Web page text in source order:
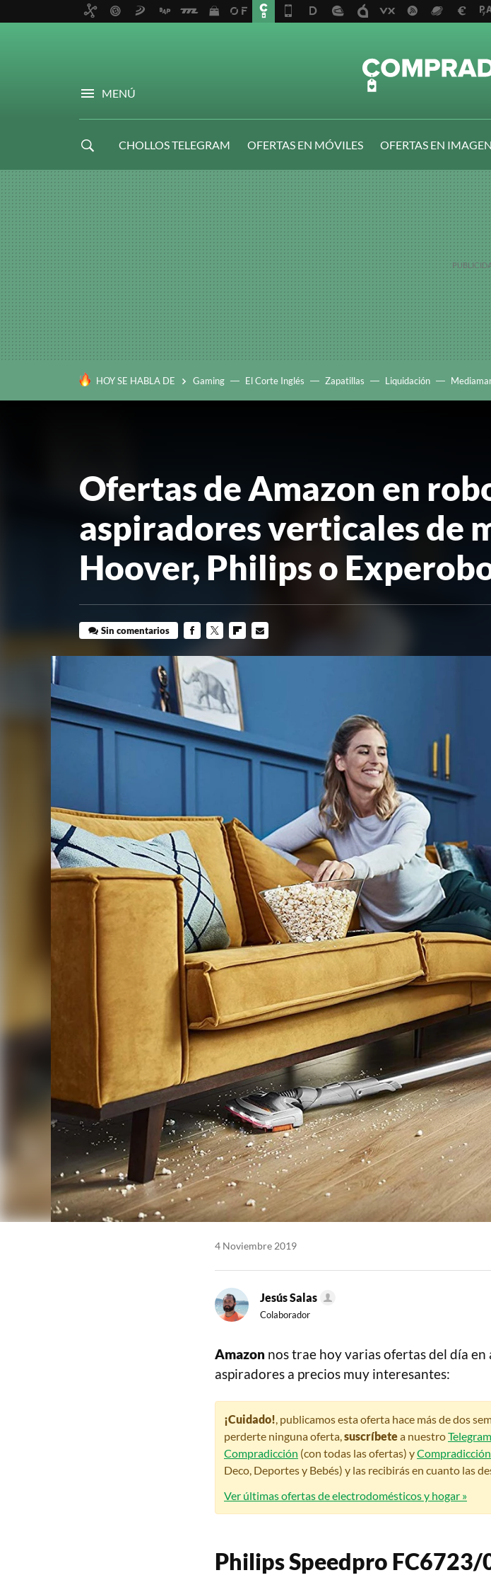
MENÚ
CHOLLOS TELEGRAM OFERTAS EN MÓVILES OFERTAS EN
HOY SE HABLA DE Gaming El Corte Inglés Zapatillas Liquidación
Ofertas de Amazon en
aspiradores verticales de
Hoover, Philips o
Sin comentarios
4 Noviembre 2019
Jesús Salas
Colaborador
Amazon nos trae hoy varias ofertas del día
aspiradores a precios muy interesantes:
¡Cuidado!, publicamos esta oferta hace más de dos
perderte ninguna oferta,suscríbetea nuestroTelegram
Compradicción (con todas las ofertas) y
Deco, Deportes y Bebés) y las recibirás en cuanto las
Ver últimas ofertas de electrodomésticos y hogar »
Philips Speedpro FC6723/